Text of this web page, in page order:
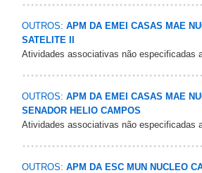
OUTROS: APM DA EMEI CASAS MAE
SATELITE II
Atividades associativas não especificadas
OUTROS: APM DA EMEI CASAS MAE
SENADOR HELIO CAMPOS
Atividades associativas não especificadas
OUTROS: APM DA ESC MUN NUCLEO